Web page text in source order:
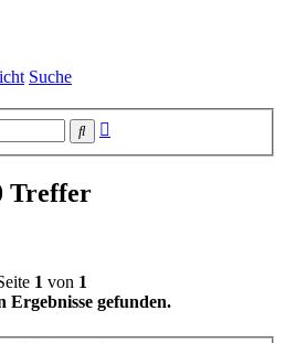
Suche
Suche
Treffer
1 von 1
Ergebnisse gefunden.